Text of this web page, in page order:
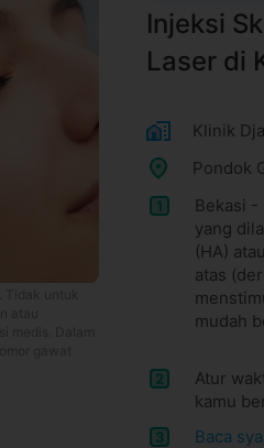
Injeksi
Laser di
Klinik
Pondok
1
Bekasi -
yang
(HA)
atas
mudah
2
Atur
kamu
3 Baca